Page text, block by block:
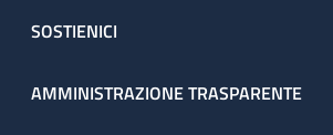
SOSTIENICI
AMMINISTRAZIONE TRASPARENTE